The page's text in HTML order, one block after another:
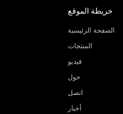
خريطة الموقع
الصفحة الرئيسية
المنتجات
فيديو
حول
اتصل
أخبار